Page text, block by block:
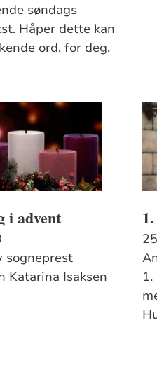
søndags
Håper dette kan
ord, for deg.
i advent
sogneprest
Katarina Isaksen